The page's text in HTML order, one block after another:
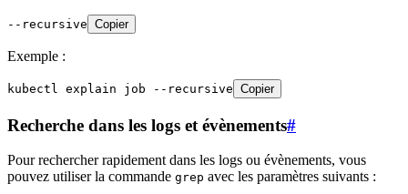
--recursive Copier
Exemple :
kubectl explain job --recursive Copier
Recherche dans les logs et évènements#
Pour rechercher rapidement dans les logs ou évènements, vous
pouvez utiliser la commande grep avec les paramètres suivants :